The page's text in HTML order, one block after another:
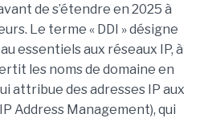
de s’étendre en 2025 à
Le terme « DDI » désigne
essentiels aux réseaux IP, à
les noms de domaine en
attribue des adresses IP aux
Address Management), qui